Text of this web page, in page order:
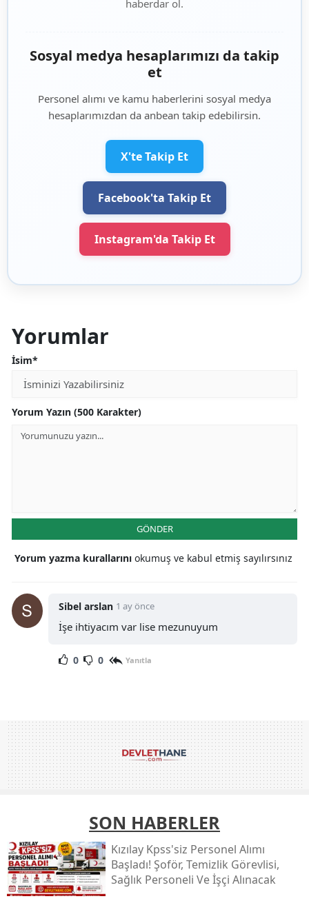
haberdar ol.
Sosyal medya hesaplarımızı da takip
et
Personel alımı ve kamu haberlerini sosyal medya
hesaplarımızdan da anbean takip edebilirsin.
X'te Takip Et
Facebook'ta Takip Et
Instagram'da Takip Et
Yorumlar
İsim*
Yorum Yazın (500 Karakter)
GÖNDER
Yorum yazma kurallarını okumuş ve kabul etmiş sayılırsınız
Sibel arslan 1 ay önce
İşe ihtiyacım var lise mezunuyum
0 0 Yanıtla
SON HABERLER
Kızılay Kpss'siz Personel Alımı
Başladı! Şoför, Temizlik Görevlisi,
Sağlık Personeli Ve İşçi Alınacak